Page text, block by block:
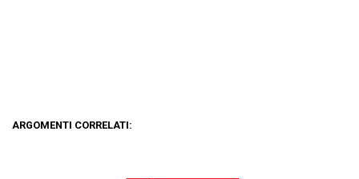
ARGOMENTI CORRELATI: